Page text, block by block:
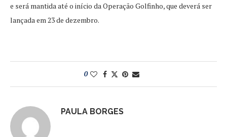
e será mantida até o início da Operação Golfinho, que deverá ser
lançada em 23 de dezembro.
0
PAULA BORGES